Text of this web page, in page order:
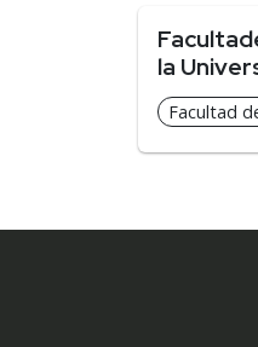
la
Facultad